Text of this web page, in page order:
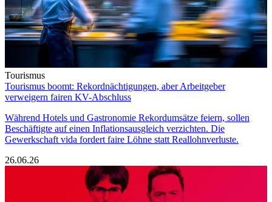
Tourismus
Tourismus boomt: Rekordnächtigungen, aber Arbeitgeber
verweigern fairen KV-Abschluss
Während Hotels und Gastronomie Rekordumsätze feiern, sollen
Beschäftigte auf einen Inflationsausgleich verzichten. Die
Gewerkschaft vida fordert faire Löhne statt Reallohnverluste.
26.06.26